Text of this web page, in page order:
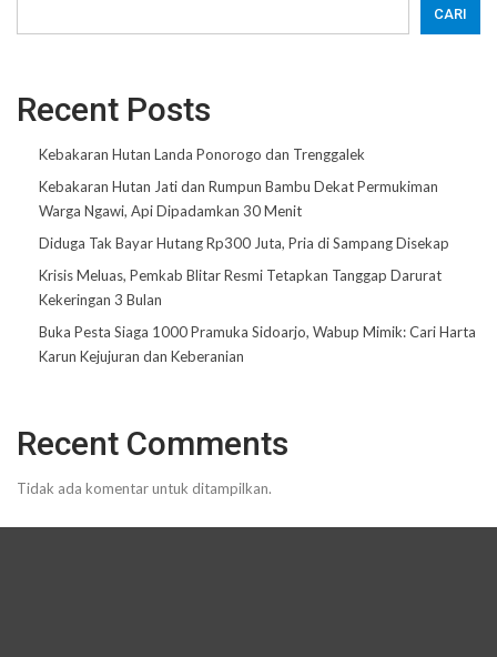
CARI
Recent Posts
Kebakaran Hutan Landa Ponorogo dan Trenggalek
Kebakaran Hutan Jati dan Rumpun Bambu Dekat Permukiman
Warga Ngawi, Api Dipadamkan 30 Menit
Diduga Tak Bayar Hutang Rp300 Juta, Pria di Sampang Disekap
Krisis Meluas, Pemkab Blitar Resmi Tetapkan Tanggap Darurat
Kekeringan 3 Bulan
Buka Pesta Siaga 1000 Pramuka Sidoarjo, Wabup Mimik: Cari Harta
Karun Kejujuran dan Keberanian
Recent Comments
Tidak ada komentar untuk ditampilkan.